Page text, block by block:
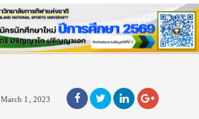
March 1, 2023